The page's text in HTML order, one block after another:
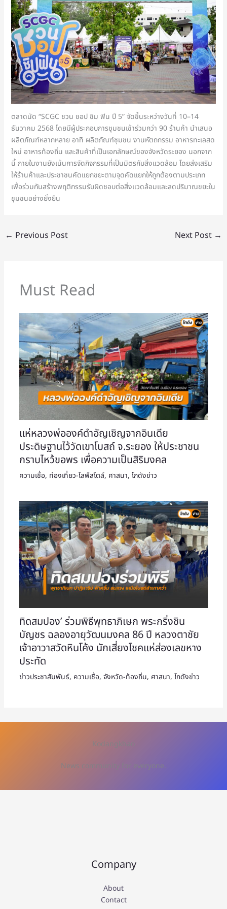
ตลาดนัด “SCGC ชวน ชอป ชิม ฟิน ปี 5” จัดขึ้นระหว่างวันที่ 10–14
ธันวาคม 2568 โดยมีผู้ประกอบการชุมชนเข้าร่วมกว่า 90 ร้านค้า นำเสนอ
ผลิตภัณฑ์หลากหลาย อาทิ ผลิตภัณฑ์ชุมชน งานหัตถกรรม อาหารทะเลสด
ใหม่ อาหารท้องถิ่น และสินค้าที่เป็นเอกลักษณ์ของจังหวัดระยอง นอกจาก
นี้ ภายในงานยังเน้นการจัดกิจกรรมที่เป็นมิตรกับสิ่งแวดล้อม โดยส่งเสริม
ให้ร้านค้าและประชาชนคัดแยกขยะตามจุดคัดแยกให้ถูกต้องตามประเภท
เพื่อร่วมกันสร้างพฤติกรรมรับผิดชอบต่อสิ่งแวดล้อมและลดปริมาณขยะใน
ชุมชนอย่างยั่งยืน
← Previous Post Next Post →
Must Read
แห่หลวงพ่อองค์ดำอัญเชิญจากอินเดีย
ประดิษฐานไว้วัดเขาโบสถ์ จ.ระยอง ให้ประชาชน
กราบไหว้ขอพร เพื่อความเป็นสิริมงคล
ความเชื่อ, ท่องเที่ยว-ไลฟ์สไตล์, ศาสนา, โกดังข่าว
ทิดสมปอง’ ร่วมพิธีพุทธาภิเษก พระกริ่งชิน
บัญชร ฉลองอายุวัฒนมงคล 86 ปี หลวงตาชัย
เจ้าอาวาสวัดหินโค้ง นักเสี่ยงโชคแห่ส่องเลขหาง
ประทัด
ข่าวประชาสัมพันธ์, ความเชื่อ, จังหวัด-ท้องถิ่น, ศาสนา, โกดังข่าว
Kodangkhao
News community for everyone.
Company
About
Contact